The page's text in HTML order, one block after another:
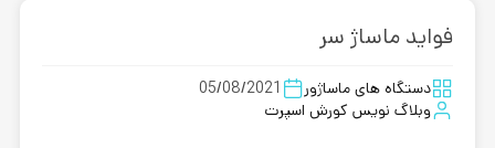
فواید ماساژ سر
دستگاه های ماساژور
05/08/2021
وبلاگ نویس کورش اسپرت